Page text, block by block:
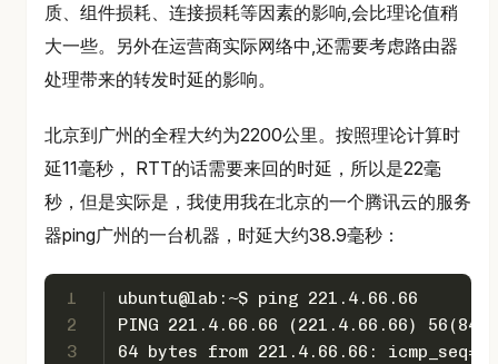
质、组件损耗、连接损耗等因素的影响,会比理论值稍
大一些。另外在运营商实际网络中,还需要考虑路由器
处理带来的转发时延的影响。
北京到广州的全程大约为2200公里。按照理论计算时
延11毫秒， RTT的话需要来回的时延，所以是22毫
秒，但是实际是，我使用我在北京的一个腾讯云的服务
器ping广州的一台机器，时延大约38.9毫秒：
1
2
3
ubuntu@lab:~$ ping 221.4.66.66
PING 221.4.66.66 (221.4.66.66)
64 bytes from 221.4.66.66: